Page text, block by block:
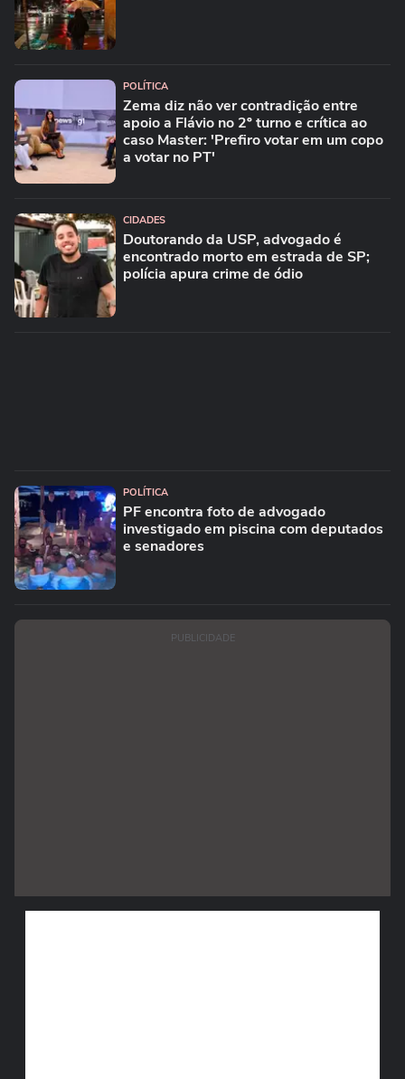
POLÍTICA
Zema diz não ver contradição entre
apoio a Flávio no 2º turno e crítica ao
caso Master: 'Prefiro votar em um copo
a votar no PT'
CIDADES
Doutorando da USP, advogado é
encontrado morto em estrada de SP;
polícia apura crime de ódio
POLÍTICA
PF encontra foto de advogado
investigado em piscina com deputados
e senadores
PUBLICIDADE